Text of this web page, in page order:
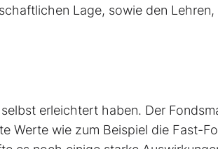
Lage, sowie den Lehren,
erleichtert haben. Der
Werte wie zum Beispiel die Fast-